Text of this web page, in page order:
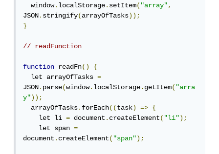
  window
.localStorage.setItem("array",
JSON.stringify(arrayOfTasks));
}
// readFunction
function readFn()
{
  let arrayOfTasks
=
JSON.parse(window.localStorage.getItem("arra
y"));
  arrayOfTasks
.forEach((task) =>
{
    let li
= document.createElement("li");
    let span
=
document.createElement("span");